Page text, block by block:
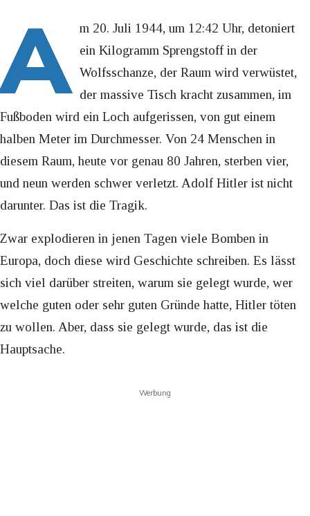
A
m 20. Juli 1944, um 12:42 Uhr, detoniert
ein Kilogramm Sprengstoff in der
Wolfsschanze, der Raum wird verwüstet,
der massive Tisch kracht zusammen, im
Fußboden wird ein Loch aufgerissen, von gut einem
halben Meter im Durchmesser. Von 24 Menschen in
diesem Raum, heute vor genau 80 Jahren, sterben vier,
und neun werden schwer verletzt. Adolf Hitler ist nicht
darunter. Das ist die Tragik.
Zwar explodieren in jenen Tagen viele Bomben in
Europa, doch diese wird Geschichte schreiben. Es lässt
sich viel darüber streiten, warum sie gelegt wurde, wer
welche guten oder sehr guten Gründe hatte, Hitler töten
zu wollen. Aber, dass sie gelegt wurde, das ist die
Hauptsache.
Werbung